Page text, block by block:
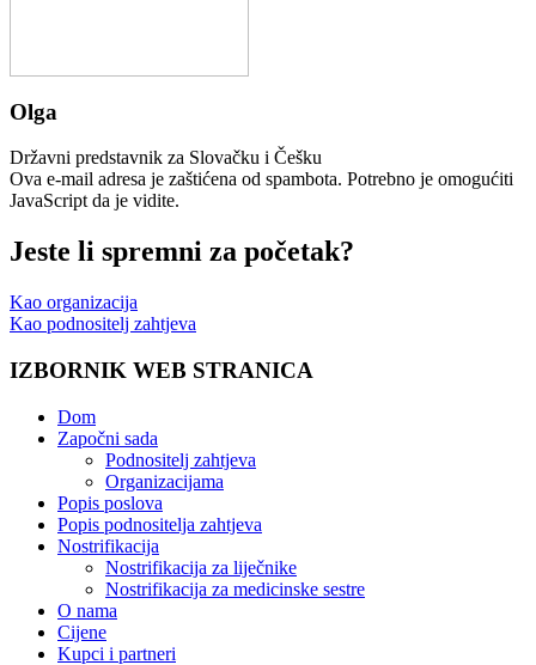
Olga
Državni predstavnik za Slovačku i Češku
Ova e-mail adresa je zaštićena od spambota. Potrebno je omogućiti
JavaScript da je vidite.
Jeste li spremni za početak?
Kao organizacija
Kao podnositelj zahtjeva
IZBORNIK WEB STRANICA
Dom
Započni sada
Podnositelj zahtjeva
Organizacijama
Popis poslova
Popis podnositelja zahtjeva
Nostrifikacija
Nostrifikacija za liječnike
Nostrifikacija za medicinske sestre
O nama
Cijene
Kupci i partneri